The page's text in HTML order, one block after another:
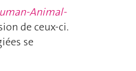
Animal-
de ceux-ci.
se